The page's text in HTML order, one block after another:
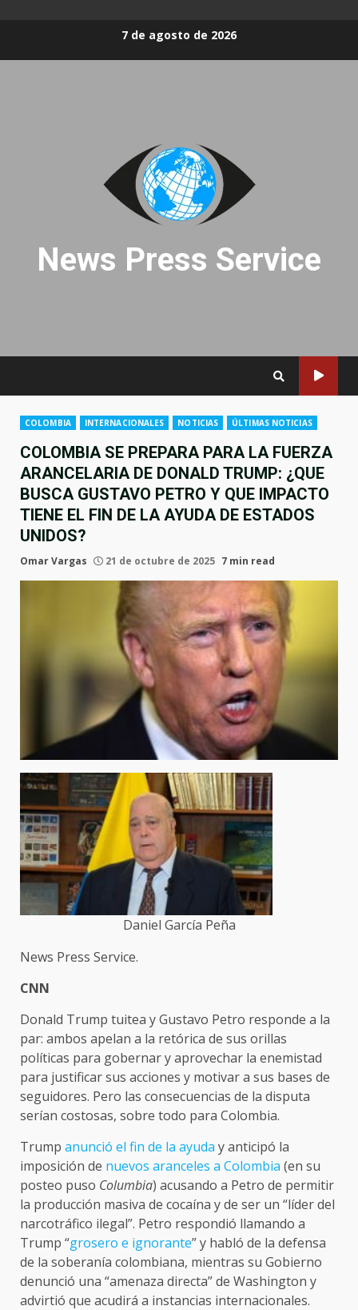
7 de agosto de 2026
News Press Service
COLOMBIA INTERNACIONALES NOTICIAS ÚLTIMAS NOTICIAS
COLOMBIA SE PREPARA PARA LA FUERZA
ARANCELARIA DE DONALD TRUMP: ¿QUE
BUSCA GUSTAVO PETRO Y QUE IMPACTO
TIENE EL FIN DE LA AYUDA DE ESTADOS
UNIDOS?
Omar Vargas 21 de octubre de 2025 7 min read
Daniel García Peña
News Press Service.
CNN
Donald Trump tuitea y Gustavo Petro responde a la
par: ambos apelan a la retórica de sus orillas
políticas para gobernar y aprovechar la enemistad
para justificar sus acciones y motivar a sus bases de
seguidores. Pero las consecuencias de la disputa
serían costosas, sobre todo para Colombia.
Trump anunció el fin de la ayuda y anticipó la
imposición de nuevos aranceles a Colombia (en su
posteo puso Columbia) acusando a Petro de permitir
la producción masiva de cocaína y de ser un “líder del
narcotráfico ilegal”. Petro respondió llamando a
Trump “grosero e ignorante” y habló de la defensa
de la soberanía colombiana, mientras su Gobierno
denunció una “amenaza directa” de Washington y
advirtió que acudirá a instancias internacionales.